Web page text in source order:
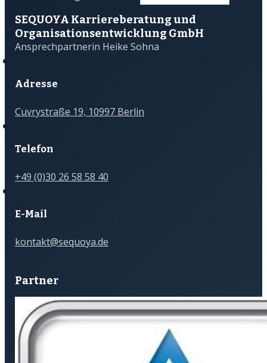
SEQUOYA Karriere­­beratung und
Organisations­­entwicklung GmbH
Ansprechpartnerin Heike Sohna
Adresse
Cuvrystraße 19, 10997 Berlin
Telefon
+49 (0)30 26 58 58 40
E-Mail
kontakt@sequoya.de
Partner